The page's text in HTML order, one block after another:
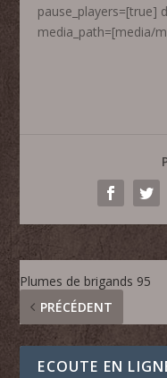
pause_players=[true]
media_path=[media/
Plumes de brigands 95
PRÉCÉDENT
ECOUTE EN